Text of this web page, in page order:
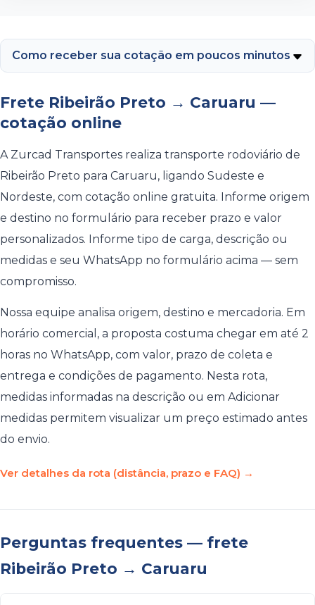
Como receber sua cotação em poucos minutos
Frete Ribeirão Preto → Caruaru —
cotação online
A Zurcad Transportes realiza transporte rodoviário de
Ribeirão Preto para Caruaru, ligando Sudeste e
Nordeste, com cotação online gratuita. Informe origem
e destino no formulário para receber prazo e valor
personalizados. Informe tipo de carga, descrição ou
medidas e seu WhatsApp no formulário acima — sem
compromisso.
Nossa equipe analisa origem, destino e mercadoria. Em
horário comercial, a proposta costuma chegar em até 2
horas no WhatsApp, com valor, prazo de coleta e
entrega e condições de pagamento. Nesta rota,
medidas informadas na descrição ou em Adicionar
medidas permitem visualizar um preço estimado antes
do envio.
Ver detalhes da rota (distância, prazo e FAQ) →
Perguntas frequentes — frete
Ribeirão Preto → Caruaru